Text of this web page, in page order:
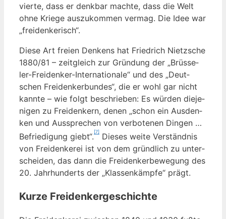
vier­te, dass er denk­bar mach­te, dass die Welt
ohne Krie­ge aus­zu­kom­men ver­mag. Die Idee war
„frei­den­ke­risch“.
Die­se Art frei­en Den­kens hat Fried­rich Nietz­sche
1880/81 – zeit­gleich zur Grün­dung der „Brüs­se­
ler-Frei­den­ker-Inter­na­tio­na­le“ und des „Deut­
schen Frei­den­ker­bun­des“, die er wohl gar nicht
kann­te – wie folgt beschrie­ben: Es wür­den die­je­
ni­gen zu Frei­den­kern, denen „schon ein Aus­den­
ken und Aus­spre­chen von ver­bo­te­nen Din­gen …
Befrie­di­gung gie­bt“.
[7]
Die­ses wei­te Ver­ständ­nis
von Frei­den­ke­rei ist von dem gründ­lich zu unter­
schei­den, das dann die Frei­den­ker­be­we­gung des
20. Jahr­hun­derts der „Klas­sen­kämp­fe“ prägt.
Kurze Freidenkergeschichte